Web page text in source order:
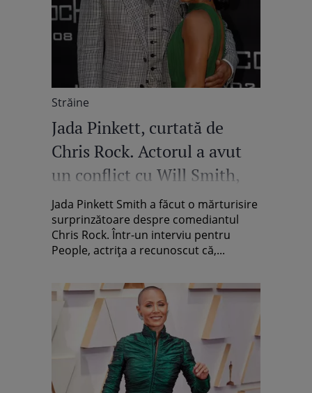
Străine
Jada Pinkett, curtată de
Chris Rock. Actorul a avut
un conflict cu Will Smith,
soțul ei în acte, la Premiile
Oscar
Jada Pinkett Smith a făcut o mărturisire
surprinzătoare despre comediantul
Chris Rock. Într-un interviu pentru
People, actrița a recunoscut că,...